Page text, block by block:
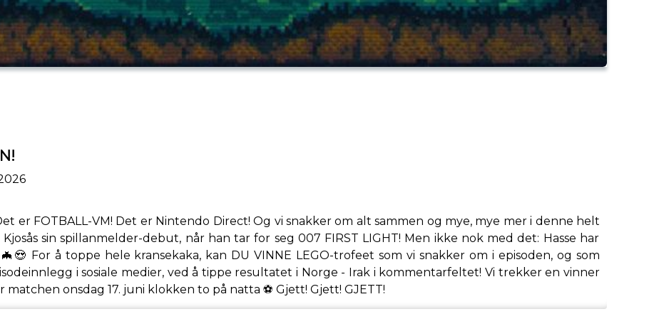
er FOTBALL-VM! Det er Nintendo Direct! Og vi snakker om alt sammen og mye, mye mer i denne helt
sin spillanmelder-debut, når han tar for seg 007 FIRST LIGHT! Men ikke nok med det: Hasse har
For å toppe hele kransekaka, kan DU VINNE LEGO-trofeet som vi snakker om i episoden, og som
i sosiale medier, ved å tippe resultatet i Norge - Irak i kommentarfeltet! Vi trekker en vinner
onsdag 17. juni klokken to på natta ⚽️ Gjett! Gjett! GJETT!